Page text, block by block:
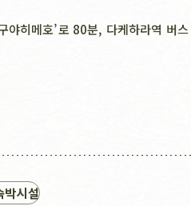
야히메호’로 80분, 다케하라역 버스
박시설